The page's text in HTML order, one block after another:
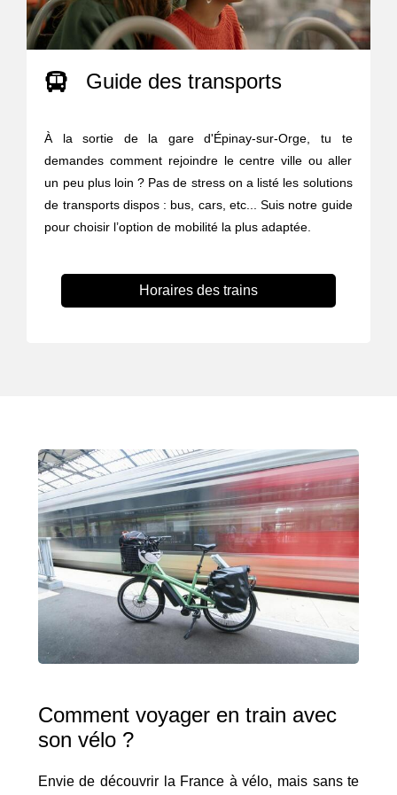
Guide des transports
À la sortie de la gare d'Épinay-sur-Orge, tu te
demandes comment rejoindre le centre ville ou aller
un peu plus loin ? Pas de stress on a listé les solutions
de transports dispos : bus, cars, etc... Suis notre guide
pour choisir l’option de mobilité la plus adaptée.
Horaires des trains
Comment voyager en train avec
son vélo ?
Envie de découvrir la France à vélo, mais sans te